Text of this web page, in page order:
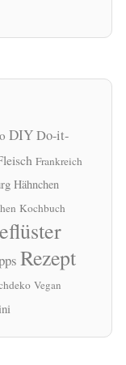
DIYDo-it-
Frankreich
Hähnchen
Kochbuch
Rezept
Vegan